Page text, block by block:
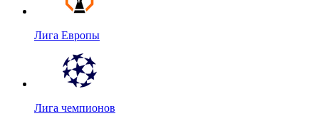
Лига Европы
Лига чемпионов